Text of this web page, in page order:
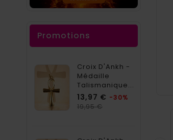
Promotions
Croix D'Ankh -
Médaille
Talismanique...
13,97 € Prix
-30%
19,95 €Prix